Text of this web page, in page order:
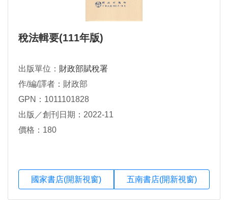
稅法輯要(111年版)
出版單位： 財政部賦稅署
作/編/譯者：財政部
GPN：1011101828
出版／創刊日期：2022-11
價格：180
國家書店(開新視窗) 五南書店(開新視窗)